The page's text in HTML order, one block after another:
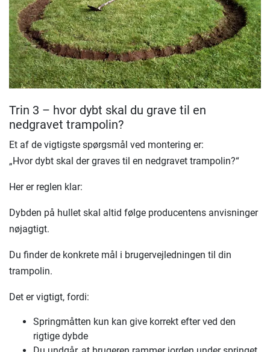
Trin 3 – hvor dybt skal du grave til en
nedgravet trampolin?
Et af de vigtigste spørgsmål ved montering er:
„Hvor dybt skal der graves til en nedgravet trampolin?“
Her er reglen klar:
Dybden på hullet skal altid følge producentens anvisninger
nøjagtigt.
Du finder de konkrete mål i brugervejledningen til din
trampolin.
Det er vigtigt, fordi:
Springmåtten kun kan give korrekt efter ved den
rigtige dybde